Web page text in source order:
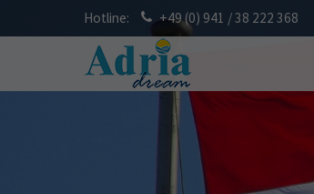
Hotline: +49 (0) 941 / 38 222 368